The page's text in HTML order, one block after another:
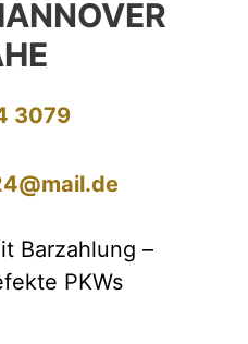
3079
Barzahlung –
PKWs